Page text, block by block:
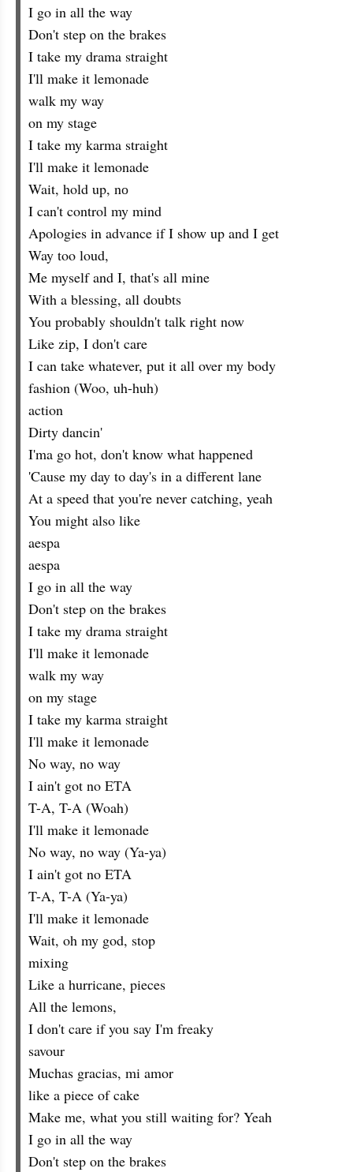
I go in all the way
Don't step on the brakes
I take my drama straight
I'll make it lemonade
walk my way
on my stage
I take my karma straight
I'll make it lemonade
Wait, hold up, nо
I can't control my mind
Apologies in advance if I show up and I get
Way too loud,
Me myself and I, that's all mine
With a blessing, all doubts
You probably shouldn't talk right now
Like zip, I don't care
I can take whatever, put it all over my body
fashion (Woo, uh-huh)
action
Dirty dancin'
I'ma go hot, don't know what happened
'Cause my day to day's in a different lane
At a speed that you're never catching, yeah
You might also like
aespa
aespa
I go in all the way
Don't step on the brakes
I take my drama straight
I'll make it lemonade
walk my way
on my stage
I take my karma straight
I'll make it lemonade
No way, no way
I ain't got no ETA
T-A, T-A (Woah)
I'll make it lemonade
No way, no way (Ya-ya)
I ain't got no ETA
T-A, T-A (Ya-ya)
I'll make it lemonade
Wait, oh my god, stop
mixing
Like a hurricane, pieces
All the lemons,
I don't care if you say I'm freaky
savour
Muchas gracias, mi amor
like a piece of cake
Make me, what you still waiting for? Yeah
I go in all the way
Don't step on the brakes